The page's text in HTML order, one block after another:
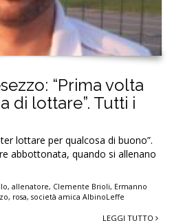
“Prima volta
di lottare”. Tutti i
lottare per qualcosa di buono”.
abbottonata, quando si allenano
, allenatore, Clemente Brioli, Ermanno
, rosa, società amica AlbinoLeffe
LEGGI TUTTO